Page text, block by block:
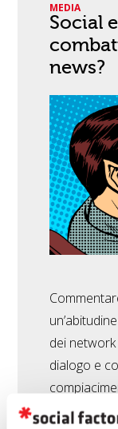
MEDIA
Social
news?
dei
dialogo e
qualcosa